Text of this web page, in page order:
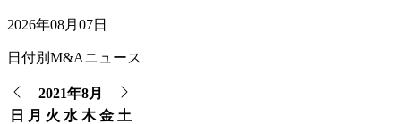
2026年08月07日
日付別M&Aニュース
2021年8月
日
月 火 水 木 金 土